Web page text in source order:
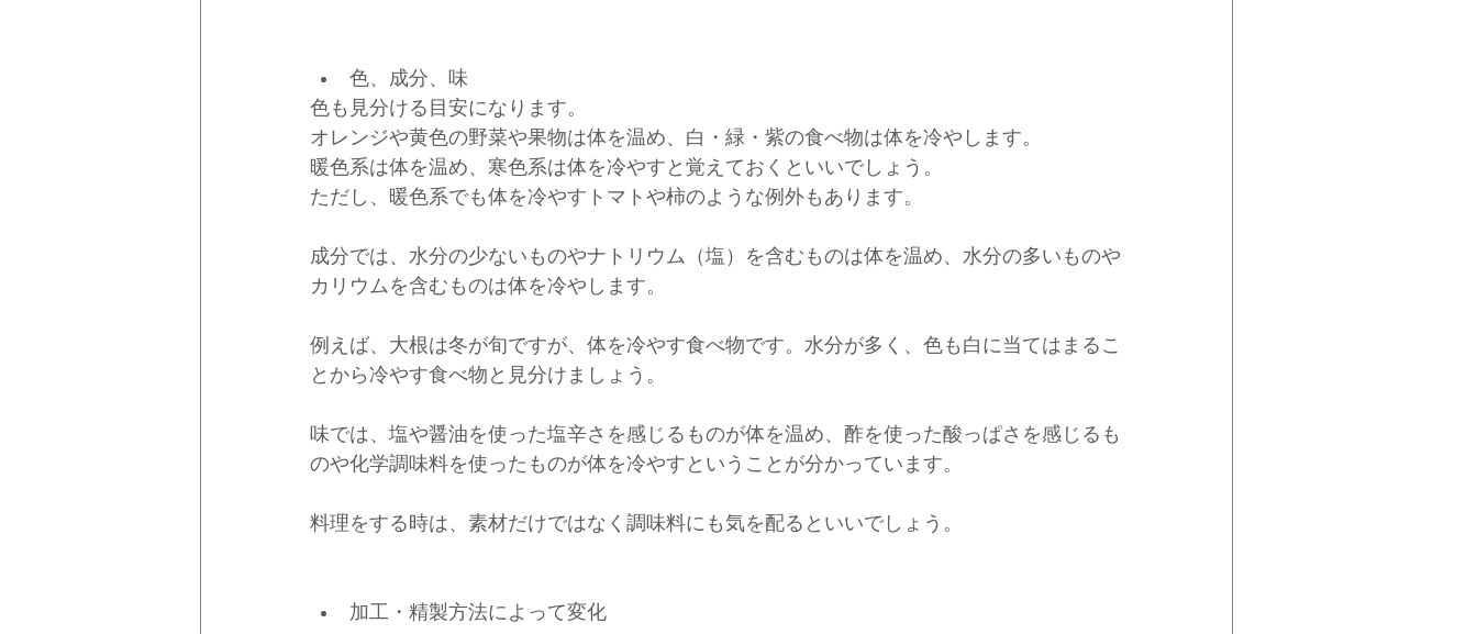
色、成分、味
色も見分ける目安になります。
オレンジや黄色の野菜や果物は体を温め、白・緑・紫の食べ物は体を冷やします。
暖色系は体を温め、寒色系は体を冷やすと覚えておくといいでしょう。
ただし、暖色系でも体を冷やすトマトや柿のような例外もあります。
成分では、水分の少ないものやナトリウム（塩）を含むものは体を温め、水分の多いものや
カリウムを含むものは体を冷やします。
例えば、大根は冬が旬ですが、体を冷やす食べ物です。水分が多く、色も白に当てはまるこ
とから冷やす食べ物と見分けましょう。
味では、塩や醤油を使った塩辛さを感じるものが体を温め、酢を使った酸っぱさを感じるも
のや化学調味料を使ったものが体を冷やすということが分かっています。
料理をする時は、素材だけではなく調味料にも気を配るといいでしょう。
加工・精製方法によって変化